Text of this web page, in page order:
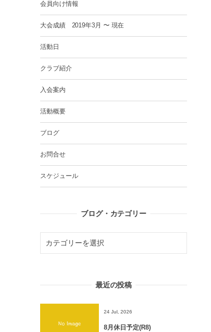
会員向け情報
大会成績 2019年3月 〜 現在
活動日
クラブ紹介
入会案内
活動概要
ブログ
お問合せ
スケジュール
ブログ・カテゴリー
最近の投稿
24 Jul, 2026
8月休日予定(R8)